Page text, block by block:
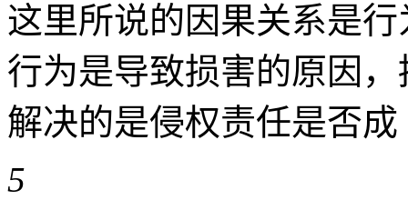
这里所说的因果关系是
行为是导致损害的原因
解决的是侵权责任是否
5